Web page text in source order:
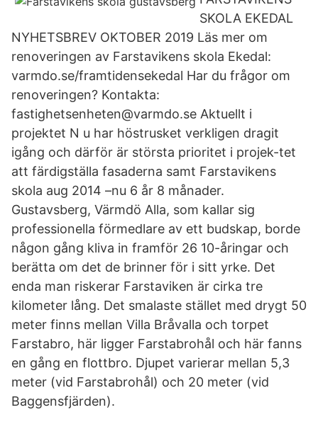
SKOLA EKEDAL
NYHETSBREV OKTOBER 2019 Läs mer om
renoveringen av Farstavikens skola Ekedal:
varmdo.se/framtidensekedal Har du frågor om
renoveringen? Kontakta:
fastighetsenheten@varmdo.se Aktuellt i
projektet N u har höstrusket verkligen dragit
igång och därför är största prioritet i projek-tet
att färdigställa fasaderna samt Farstavikens
skola aug 2014 –nu 6 år 8 månader.
Gustavsberg, Värmdö Alla, som kallar sig
professionella förmedlare av ett budskap, borde
någon gång kliva in framför 26 10-åringar och
berätta om det de brinner för i sitt yrke. Det
enda man riskerar Farstaviken är cirka tre
kilometer lång. Det smalaste stället med drygt 50
meter finns mellan Villa Bråvalla och torpet
Farstabro, här ligger Farstabrohål och här fanns
en gång en flottbro. Djupet varierar mellan 5,3
meter (vid Farstabrohål) och 20 meter (vid
Baggensfjärden).